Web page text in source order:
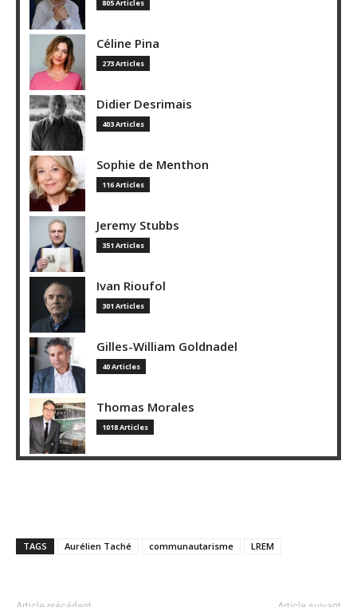
805 Articles
Céline Pina
273 Articles
Didier Desrimais
403 Articles
Sophie de Menthon
116 Articles
Jeremy Stubbs
351 Articles
Ivan Rioufol
301 Articles
Gilles-William Goldnadel
40 Articles
Thomas Morales
1018 Articles
TAGS Aurélien Taché communautarisme LREM